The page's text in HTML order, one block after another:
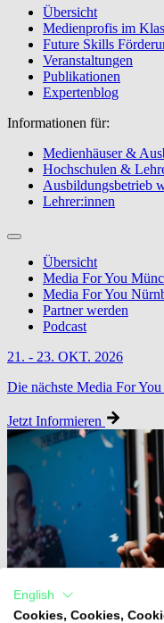
Übersicht
Medienprofis im
Future Skills
Veranstaltungen
Publikationen
Expertenblog
Informationen für:
Medienhäuser &
Hochschulen &
Ausbildungsbetrieb
Lehrer:innen
Übersicht
Media For You
Media For You
Partner werden
Podcast
21. - 23. OKT. 2026
Die nächste Media For
Jetzt Informieren
English
Cookies, Cookies,